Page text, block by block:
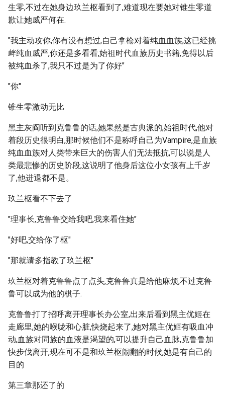
生零,不过在她身边玖兰枢看到了,难道现在要她对锥生零道
歉让她威严何在.
"我主动攻你,你有没有想过,自己拿枪对着纯血血族,这已经挑
衅纯血威严,你还是多看看,始祖时代血族历史书籍,免得以后
被纯血杀了,我只不过是为了你好"
"你"
锥生零激动无比
黑主灰阎听到克鲁鲁的话,她果然是古典派的,始祖时代,他对
着段历史很明白,那时候他们不是称呼自己为Vampire,是血族
纯血血族对人类带来巨大的伤害人们无法抵抗,可以说是人
类最悲惨的历史阶段,这说明了他身后这位小女孩有上千岁
了,他进退都不是。
玖兰枢看不下去了
"理事长,克鲁鲁交给我吧,我来看住她"
"好吧,交给你了枢"
"那就请多指教了玖兰枢"
玖兰枢对着克鲁鲁点了点头,克鲁鲁真是给他麻烦,不过克鲁
鲁可以成为他的棋子.
克鲁鲁打了招呼离开理事长办公室,出来后看到黑主优姬在
走廊里,她的喉咙和心脏,快烧起来了,她对黑主优姬有吸血冲
动,血族对同族的血液是渴望的,可以提升自己血脉,克鲁鲁加
快步伐离开,现在可不是和玖兰枢闹翻的时候,她是有自己的
目的
第三章那还了的